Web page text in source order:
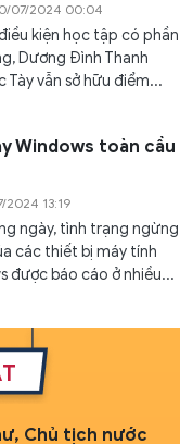
07/2024 00:04
kiện học tập có phần
Dương Đình Thanh
Tày vẫn sở hữu điểm...
Windows toàn cầu
2024 13:19
ngày, tình trạng ngừng
các thiết bị máy tính
được báo cáo ở nhiều...
Chủ tịch nước